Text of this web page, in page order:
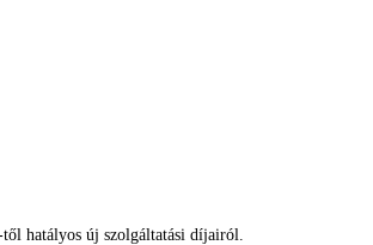
hatályos új szolgáltatási díjairól.